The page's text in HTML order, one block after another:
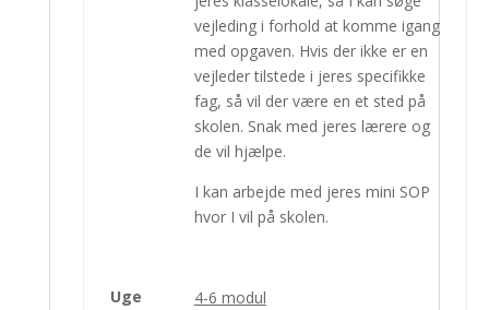
Uge
vejleding i forhold at komme igang
med opgaven. Hvis der ikke er en
vejleder tilstede i jeres specifikke
fag, så vil der være en et sted på
skolen. Snak med jeres lærere og
de vil hjælpe.
I kan arbejde med jeres mini SOP
hvor I vil på skolen.
4-6 modul